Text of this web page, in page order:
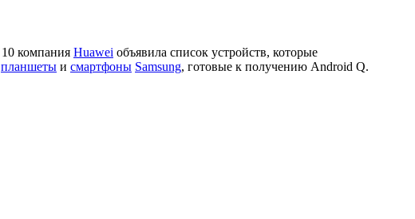
компания Huawei объявила список устройств, которые
планшеты и смартфоны Samsung, готовые к получению Android Q.